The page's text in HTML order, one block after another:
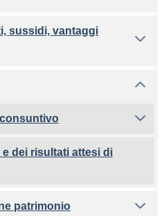
sussidi, vantaggi
dei risultati attesi di
patrimonio